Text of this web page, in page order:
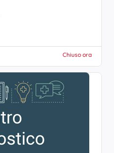
Chiuso ora